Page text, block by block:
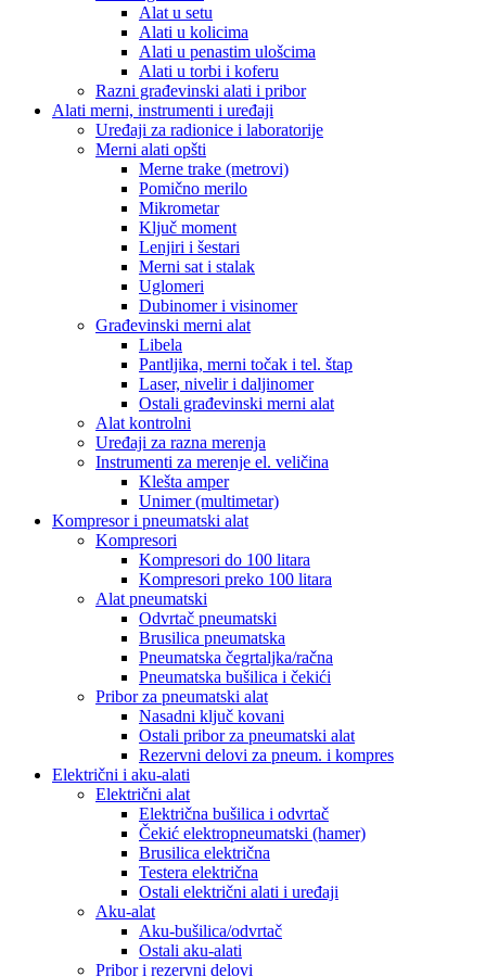
Alat u setu
Alati u kolicima
Alati u penastim ulošcima
Alati u torbi i koferu
Razni građevinski alati i pribor
Alati merni, instrumenti i uređaji
Uređaji za radionice i laboratorije
Merni alati opšti
Merne trake (metrovi)
Pomično merilo
Mikrometar
Ključ moment
Lenjiri i šestari
Merni sat i stalak
Uglomeri
Dubinomer i visinomer
Građevinski merni alat
Libela
Pantljika, merni točak i tel. štap
Laser, nivelir i daljinomer
Ostali građevinski merni alat
Alat kontrolni
Uređaji za razna merenja
Instrumenti za merenje el. veličina
Klešta amper
Unimer (multimetar)
Kompresor i pneumatski alat
Kompresori
Kompresori do 100 litara
Kompresori preko 100 litara
Alat pneumatski
Odvrtač pneumatski
Brusilica pneumatska
Pneumatska čegrtaljka/račna
Pneumatska bušilica i čekići
Pribor za pneumatski alat
Nasadni ključ kovani
Ostali pribor za pneumatski alat
Rezervni delovi za pneum. i kompres
Električni i aku-alati
Električni alat
Električna bušilica i odvrtač
Čekić elektropneumatski (hamer)
Brusilica električna
Testera električna
Ostali električni alati i uređaji
Aku-alat
Aku-bušilica/odvrtač
Ostali aku-alati
Pribor i rezervni delovi